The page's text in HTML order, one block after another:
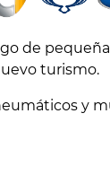
de
turismo.
y